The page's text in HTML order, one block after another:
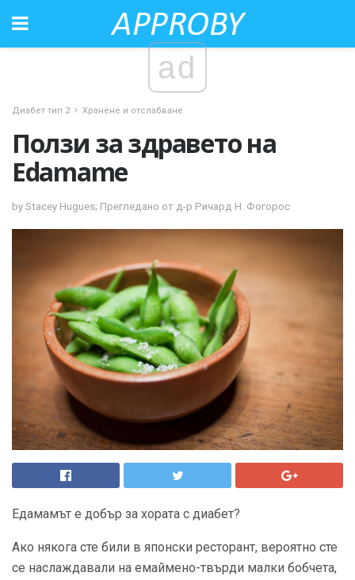
ad
Диабет тип 2 Хранене и отслабване
Ползи за здравето на
Edamame
by Stacey Hugues; Прегледано от д-р Ричард Н. Фогорос
Едамамът е добър за хората с диабет?
Ако някога сте били в японски ресторант, вероятно сте
се наслаждавали на емаймено-твърди малки бобчета,